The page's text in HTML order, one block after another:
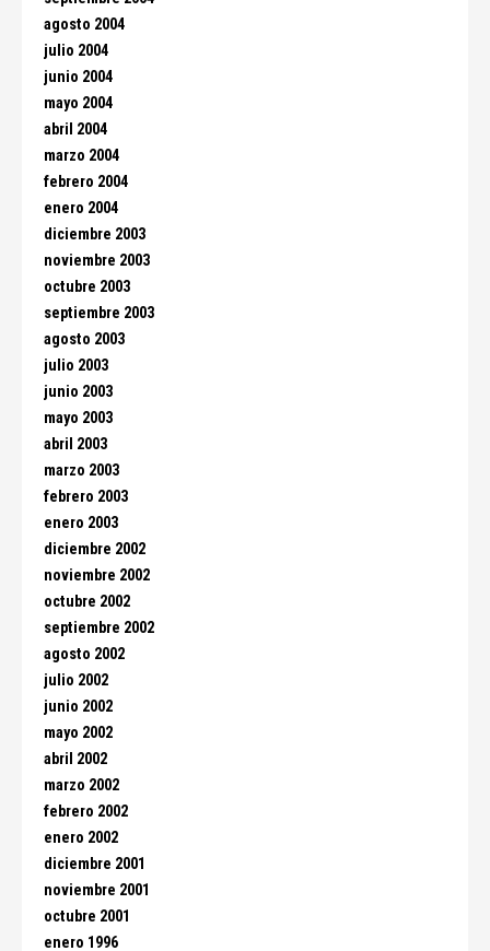
agosto 2004
julio 2004
junio 2004
mayo 2004
abril 2004
marzo 2004
febrero 2004
enero 2004
diciembre 2003
noviembre 2003
octubre 2003
septiembre 2003
agosto 2003
julio 2003
junio 2003
mayo 2003
abril 2003
marzo 2003
febrero 2003
enero 2003
diciembre 2002
noviembre 2002
octubre 2002
septiembre 2002
agosto 2002
julio 2002
junio 2002
mayo 2002
abril 2002
marzo 2002
febrero 2002
enero 2002
diciembre 2001
noviembre 2001
octubre 2001
enero 1996